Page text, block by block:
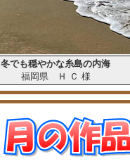
冬でも穏やかな糸島の内海
福岡県Ｈ Ｃ 様